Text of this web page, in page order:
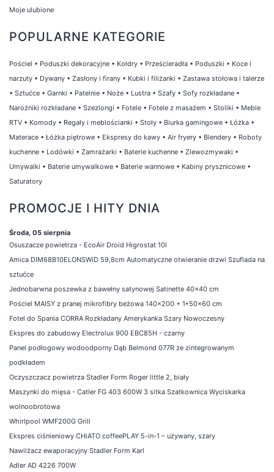
Moje ulubione
POPULARNE KATEGORIE
Pościel • Poduszki dekoracyjne • Kołdry • Prześcieradła • Poduszki • Koce i
narzuty • Dywany • Zasłony i firany • Kubki i filiżanki • Zastawa stołowa i talerze
• Sztućce • Garnki • Patelnie • Noże • Lustra • Szafy • Sofy rozkładane •
Narożniki rozkładane • Szezlongi • Fotele • Fotele z masażem • Stoliki • Meble
RTV • Komody • Regały i meblościanki • Stoły • Biurka gamingowe • Łóżka •
Materace • Łóżka piętrowe • Ekspresy do kawy • Air fryery • Blendery • Roboty
kuchenne • Lodówki • Zamrażarki • Baterie kuchenne • Zlewozmywaki •
Umywalki • Baterie umywalkowe • Baterie wannowe • Kabiny prysznicowe •
Saturatory
PROMOCJE I HITY DNIA
Środa, 05 sierpnia
Osuszacze powietrza - EcoAir Droid Higrostat 10l
Amica DIM68B10ELONSWiD 59,8cm Automatyczne otwieranie drzwi Szuflada na
sztućce
Jednobarwna poszewka z bawełny satynowej Satinette 40x40 cm
Pościel MAISY z pranej mikrofibry beżowa 140x200 + 1*50x60 cm
Fotel do Spania CORRA Rozkładany Amerykanka Szary Nowoczesny
Ekspres do zabudowy Electrolux 900 EBC85H - czarny
Panel podłogowy wodoodporny Dąb Belmond 077R ze zintegrowanym
podkładem
Oczyszczacz powietrza Stadler Form Roger little 2, biały
Maszynki do mięsa - Catler FG 403 600W 3 sitka Szatkownica Wyciskarka
wolnoobrotowa
Whirlpool WMF200G Grill
Ekspres ciśnieniowy CHiATO coffeePLAY 5-in-1 – używany, szary
Nawilżacz ewaporacyjny Stadler Form Karl
Adler AD 4226 700W